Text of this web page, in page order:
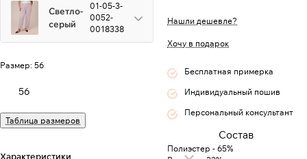
Светло-
серый
01-05-3-
0052-
0018338
Размер: 56
56
Таблица размеров
Характеристики
Нашли дешевле?
Хочу в подарок
Бесплатная примерка
Индивидуальный пошив
Персональный консультант
Состав
Полиэстер - 65%